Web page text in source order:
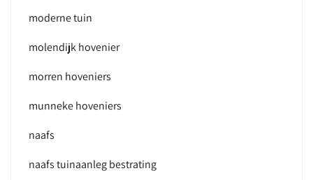
moderne tuin
molendijk hovenier
morren hoveniers
munneke hoveniers
naafs
naafs tuinaanleg bestrating